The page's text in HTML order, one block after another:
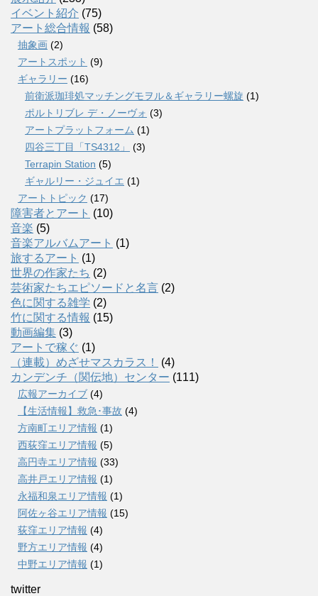
イベント紹介 (75)
アート総合情報 (58)
抽象画 (2)
アートスポット (9)
ギャラリー (16)
前衛派珈琲処マッチングモヲル＆ギャラリー螺旋 (1)
ポルトリブレ デ・ノーヴォ (3)
アートプラットフォーム (1)
四谷三丁目「TS4312」
(3)
Terrapin Station (5)
ギャルリー・ジュイエ (1)
アートトピック (17)
障害者とアート (10)
音楽 (5)
音楽アルバムアート (1)
旅するアート (1)
世界の作家たち (2)
芸術家たちエピソードと名言 (2)
色に関する雑学 (2)
竹に関する情報 (15)
動画編集 (3)
アートで稼ぐ (1)
（連載）めざせマスカラス！
(4)
カンデンチ（関伝地）センター (111)
広報アーカイブ (4)
【生活情報】救急･事故 (4)
方南町エリア情報 (1)
西荻窪エリア情報 (5)
高円寺エリア情報 (33)
高井戸エリア情報 (1)
永福和泉エリア情報 (1)
阿佐ヶ谷エリア情報 (15)
荻窪エリア情報 (4)
野方エリア情報 (4)
中野エリア情報 (1)
twitter